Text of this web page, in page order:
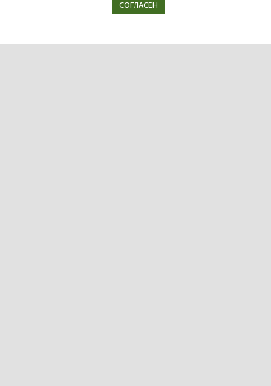
Карта сайта
Продукция
СОГЛАСЕН